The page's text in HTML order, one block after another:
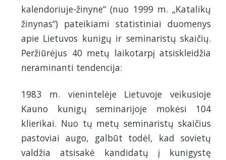
kalendoriuje-žinyne“ (nuo 1999 m. „Katalikų
žinynas“) pateikiami statistiniai duomenys
apie Lietuvos kunigų ir seminaristų skaičių.
Peržiūrėjus 40 metų laikotarpį atsiskleidžia
neraminanti tendencija:
1983 m. vienintelėje Lietuvoje veikusioje
Kauno kunigų seminarijoje mokėsi 104
klierikai. Nuo tų metų seminaristų skaičius
pastoviai augo, galbūt todėl, kad sovietų
valdžia atsisakė kandidatų į kunigystę